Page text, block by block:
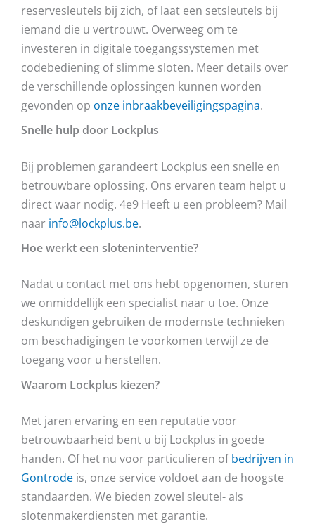
reservesleutels bij zich, of laat een setsleutels bij
iemand die u vertrouwt. Overweeg om te
investeren in digitale toegangssystemen met
codebediening of slimme sloten. Meer details over
de verschillende oplossingen kunnen worden
gevonden op onze inbraakbeveiligingspagina.
Snelle hulp door Lockplus
Bij problemen garandeert Lockplus een snelle en
betrouwbare oplossing. Ons ervaren team helpt u
direct waar nodig. 4e9 Heeft u een probleem? Mail
naar info@lockplus.be.
Hoe werkt een sloteninterventie?
Nadat u contact met ons hebt opgenomen, sturen
we onmiddellijk een specialist naar u toe. Onze
deskundigen gebruiken de modernste technieken
om beschadigingen te voorkomen terwijl ze de
toegang voor u herstellen.
Waarom Lockplus kiezen?
Met jaren ervaring en een reputatie voor
betrouwbaarheid bent u bij Lockplus in goede
handen. Of het nu voor particulieren ofbedrijven in
Gontrode is, onze service voldoet aan de hoogste
standaarden. We bieden zowel sleutel- als
slotenmakerdiensten met garantie.